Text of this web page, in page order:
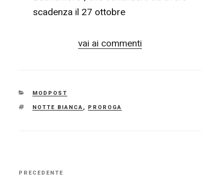
scadenza il 27 ottobre
vai ai commenti
CATEGORIE
MODPOST
TAG
NOTTE BIANCA , PROROGA
Articolo
PRECEDENTE